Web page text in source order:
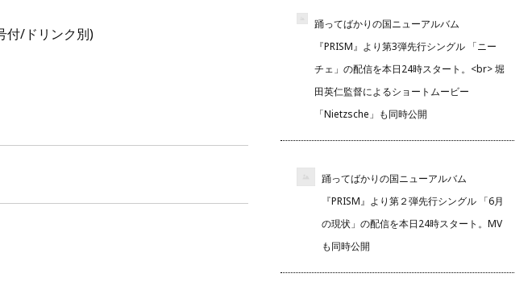
付/ドリンク別)
踊ってばかりの国ニューアルバム
『PRISM』より第3弾先行シングル 「ニー
チェ」の配信を本日24時スタート。<br> 堀
田英仁監督によるショートムービー
「Nietzsche」も同時公開
踊ってばかりの国ニューアルバム
『PRISM』より第２弾先行シングル 「6月
の現状」の配信を本日24時スタート。MV
も同時公開